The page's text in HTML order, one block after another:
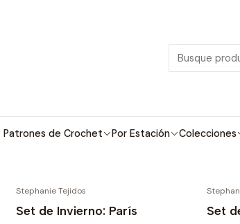
Patrones de Crochet Por Estación Colecciones
En esta sección encuentras patrones
sets
Stephanie Tejidos
Set de Invierno: París Set